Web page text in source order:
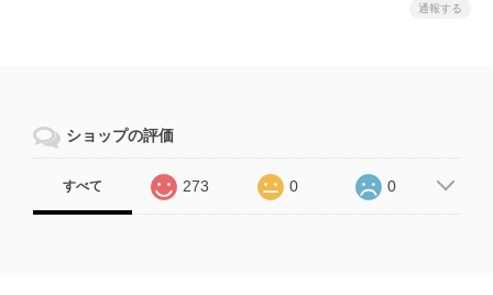
通報する
ショップの評価
すべて 273 0 0